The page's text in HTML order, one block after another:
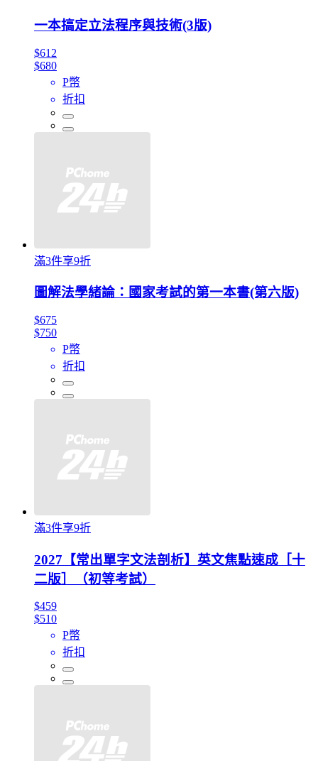
一本搞定立法程序與技術(3版)
$612
$680
P幣
折扣
滿3件享9折
圖解法學緒論：國家考試的第一本書(第六版)
$675
$750
P幣
折扣
滿3件享9折
2027【常出單字文法剖析】英文焦點速成［十
二版］（初等考試）
$459
$510
P幣
折扣